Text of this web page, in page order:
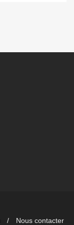
Nous contacter